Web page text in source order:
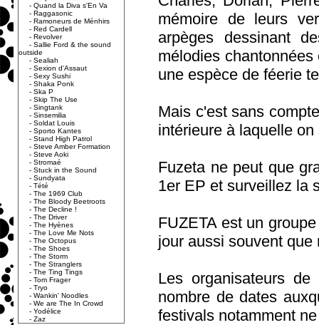
- Quand la Diva s'En Va
- Raggasonic
- Ramoneurs de Ménhirs
- Red Cardell
- Revolver
- Sallie Ford & the sound
outside
- Sealiah
- Sexion d'Assaut
- Sexy Sushi
- Shaka Ponk
- Ska P
- Skip The Use
- Singtank
- Sinsemilia
- Soldat Louis
- Sporto Kantes
- Stand High Patrol
- Steve Amber Formation
- Steve Aoki
- Stromaé
- Stuck in the Sound
- Sundyata
- Tété
- The 1969 Club
- The Bloody Beetroots
- The Decline !
- The Driver
- The Hyènes
- The Love Me Nots
- The Octopus
- The Shoes
- The Storm
- The Stranglers
- The Ting Tings
- Tom Frager
- Tryo
- Wankin' Noodles
- We are The In Crowd
- Yodélice
- Zaz
mémoire de leurs
arpèges dessinant
mélodies
une espèce de féerie
Mais c'est sans
intérieure à laquelle
Fuzeta ne peut que
1er EP et surveillez la
FUZETA est un
jour aussi souvent que
Les organisateurs
nombre de dates
festivals notamment